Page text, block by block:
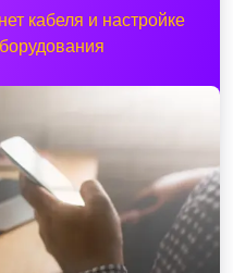
кабеля и настройке